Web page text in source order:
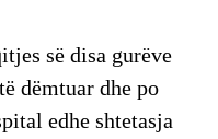
së disa gurëve
dëmtuar dhe po
edhe shtetasja